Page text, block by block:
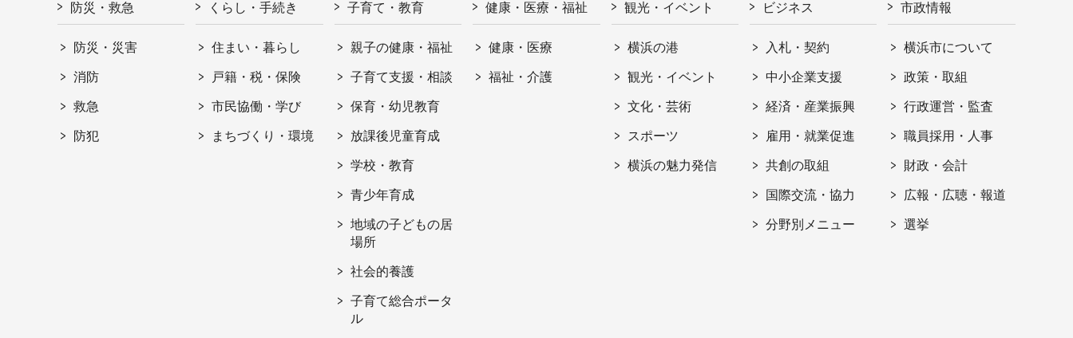
防災・救急
防災・災害
消防
救急
防犯
くらし・手続き
住まい・暮らし
戸籍・税・保険
市民協働・学び
まちづくり・環境
子育て・教育
親子の健康・福祉
子育て支援・相談
保育・幼児教育
放課後児童育成
学校・教育
青少年育成
地域の子どもの居
場所
社会的養護
子育て総合ポータ
ル
健康・医療・福祉
健康・医療
福祉・介護
観光・イベント
横浜の港
観光・イベント
文化・芸術
スポーツ
横浜の魅力発信
ビジネス
入札・契約
中小企業支援
経済・産業振興
雇用・就業促進
共創の取組
国際交流・協力
分野別メニュー
市政情報
横浜市について
政策・取組
行政運営・監査
職員採用・人事
財政・会計
広報・広聴・報道
選挙